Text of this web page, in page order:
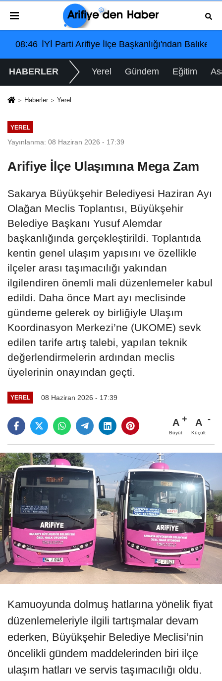
ÇağrısıBüyük Bayrak Mitingi İçin Ulaşım ve Katılım
08:46 İYİ Parti Arifiye İlçe Başkanlığı'ndan
HABERLER Yerel Gündem Eğitim
Haberler Yerel
YEREL
Yayınlanma: 08 Haziran 2026 - 17:39
Arifiye İlçe Ulaşımına Mega Zam
Sakarya Büyükşehir Belediyesi Haziran Ayı
Olağan Meclis Toplantısı, Büyükşehir
Belediye Başkanı Yusuf Alemdar
başkanlığında gerçekleştirildi. Toplantıda
kentin genel ulaşım yapısını ve özellikle
ilçeler arası taşımacılığı yakından
ilgilendiren önemli mali düzenlemeler kabul
edildi. Daha önce Mart ayı meclisinde
gündeme gelerek oy birliğiyle Ulaşım
Koordinasyon Merkezi’ne (UKOME) sevk
edilen tarife artış talebi, yapılan teknik
değerlendirmelerin ardından meclis
üyelerinin onayından geçti.
YEREL 08 Haziran 2026 - 17:39
A
Büyüt
A
Küçült
Kamuoyunda dolmuş hatlarına yönelik fiyat
düzenlemeleriyle ilgili tartışmalar devam
ederken, Büyükşehir Belediye Meclisi’nin
öncelikli gündem maddelerinden biri ilçe
ulaşım hatları ve servis taşımacılığı oldu.